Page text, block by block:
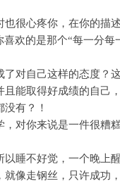
很心疼你，在你的描
欢的是那个“每一分每
对自己这样的态度？
能取得好成绩的自己
有？！
，对你来说是一件很糟
睡不好觉，一个晚上醒
像走钢丝，只许成功